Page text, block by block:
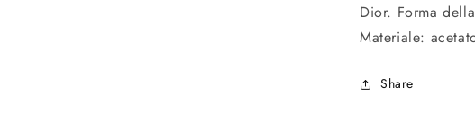
Dior. Forma
Materiale:
Share